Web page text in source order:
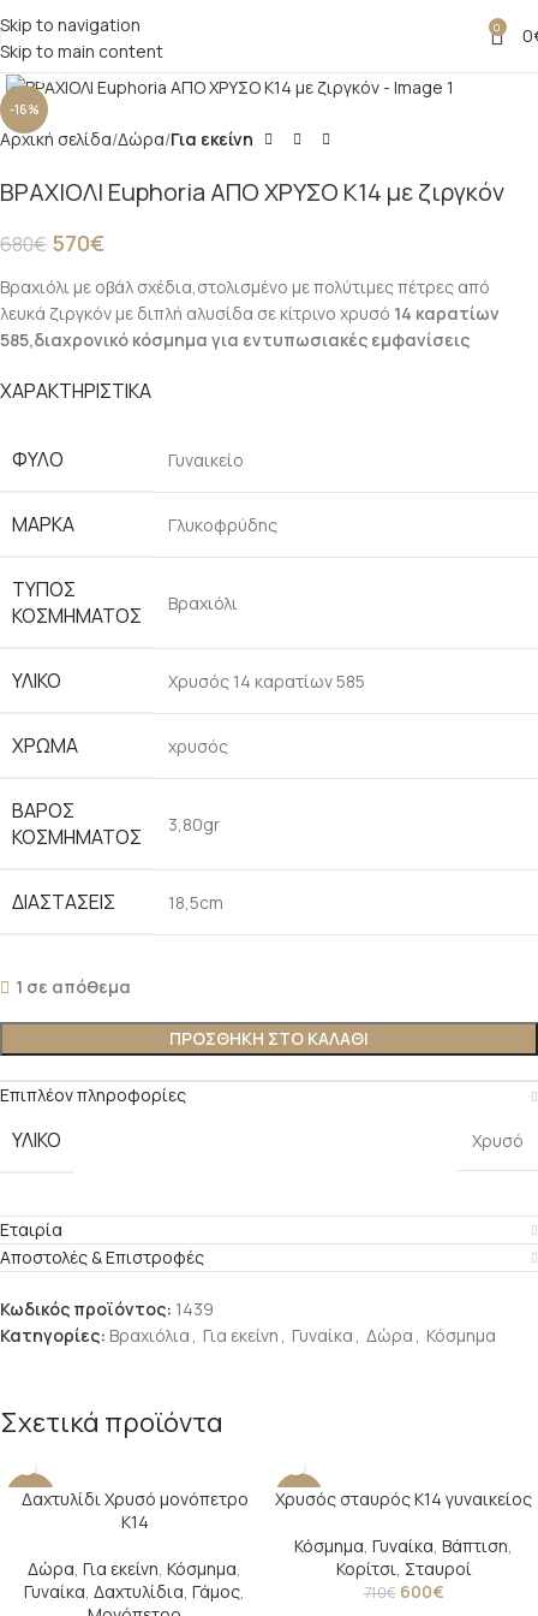
Skip to navigation
Skip to main content
0 0
-16%
Click to enlarge
Αρχική σελίδα Δώρα Για εκείνη
ΒΡΑΧΙΟΛΙ Euphoria ΑΠΟ ΧΡΥΣΟ Κ14 με ζιργκόν
680€ 570€
Βραχιόλι με οβάλ σχέδια,στολισμένο με πολύτιμες πέτρες από
λευκά ζιργκόν με διπλή αλυσίδα σε κίτρινο χρυσό 14 καρατίων
585,διαχρονικό κόσμημα για εντυπωσιακές εμφανίσεις
ΧΑΡΑΚΤΗΡΙΣΤΙΚΑ
ΦΎΛΟ Γυναικείο
ΜΆΡΚΑ Γλυκοφρύδης
ΤΎΠΟΣ
ΚΟΣΜΉΜΑΤΟΣ
Βραχιόλι
ΥΛΙΚΌ Χρυσός 14 καρατίων 585
ΧΡΏΜΑ χρυσός
ΒΆΡΟΣ
ΚΟΣΜΉΜΑΤΟΣ
3,80gr
ΔΙΑΣΤΆΣΕΙΣ 18,5cm
1 σε απόθεμα
ΠΡΟΣΘΉΚΗ ΣΤΟ ΚΑΛΆΘΙ
Επιπλέον πληροφορίες
ΥΛΙΚΌ Χρυσό
Εταιρία
Αποστολές & Επιστροφές
Κωδικός προϊόντος: 1439
Κατηγορίες: Βραχιόλια , Για εκείνη , Γυναίκα , Δώρα , Κόσμημα
Σχετικά προϊόντα
-24%
Δαχτυλίδι Χρυσό μονόπετρο
Κ14
Δώρα, Για εκείνη, Κόσμημα,
Γυναίκα, Δαχτυλίδια, Γάμος,
-15%
Χρυσός σταυρός Κ14 γυναικείος
Κόσμημα, Γυναίκα, Βάπτιση,
Κορίτσι, Σταυροί
710€ 600€